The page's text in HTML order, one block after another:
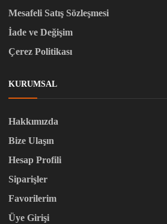
Mesafeli Satış Sözleşmesi
İade ve Değişim
Çerez Politikası
KURUMSAL
Hakkımızda
Bize Ulaşın
Hesap Profili
Siparişler
Favorilerim
Üye Girişi